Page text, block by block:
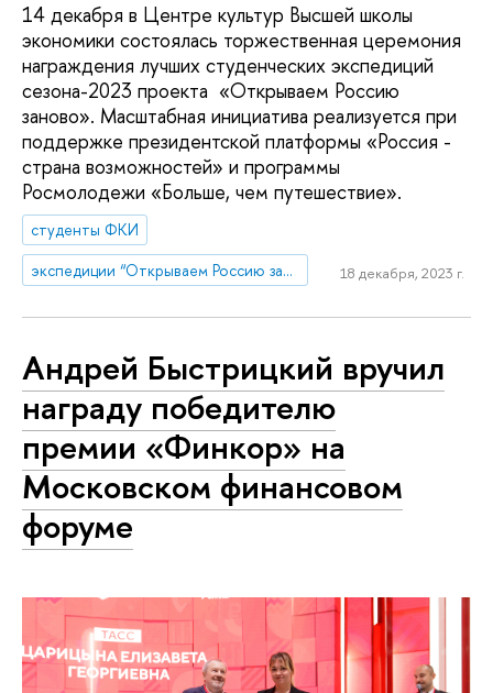
14 декабря в Центре культур Высшей школы
экономики состоялась торжественная церемония
награждения лучших студенческих экспедиций
сезона-2023 проекта «Открываем Россию
заново». Масштабная инициатива реализуется при
поддержке президентской платформы «Россия -
страна возможностей» и программы
Росмолодежи «Больше, чем путешествие».
студенты ФКИ
экспедиции “Открываем Россию заново”
18 декабря, 2023 г.
Андрей Быстрицкий вручил
награду победителю
премии «Финкор» на
Московском финансовом
форуме